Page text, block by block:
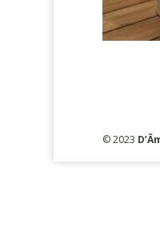
© 2023